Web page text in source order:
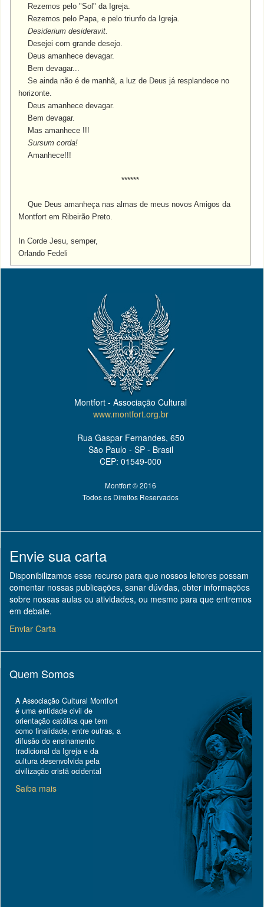
Rezemos pelo "Sol" da Igreja.
Rezemos pelo Papa, e pelo triunfo da Igreja.
Desiderium desideravit.
Desejei com grande desejo.
Deus amanhece devagar.
Bem devagar...
Se ainda não é de manhã, a luz de Deus já resplandece no
horizonte.
Deus amanhece devagar.
Bem devagar.
Mas amanhece !!!
Sursum corda!
Amanhece!!!
******
Que Deus amanheça nas almas de meus novos Amigos da
Montfort em Ribeirão Preto.
In Corde Jesu, semper,
Orlando Fedeli
Montfort - Associação Cultural
www.montfort.org.br
Rua Gaspar Fernandes, 650
São Paulo - SP - Brasil
CEP: 01549-000
Montfort © 2016
Todos os Direitos Reservados
Envie sua carta
Disponibilizamos esse recurso para que nossos leitores possam
comentar nossas publicações, sanar dúvidas, obter informações
sobre nossas aulas ou atividades, ou mesmo para que entremos
em debate.
Enviar Carta
Quem Somos
A Associação Cultural Montfort
é uma entidade civil de
orientação católica que tem
como finalidade, entre outras, a
difusão do ensinamento
tradicional da Igreja e da
cultura desenvolvida pela
civilização cristã ocidental
Saiba mais